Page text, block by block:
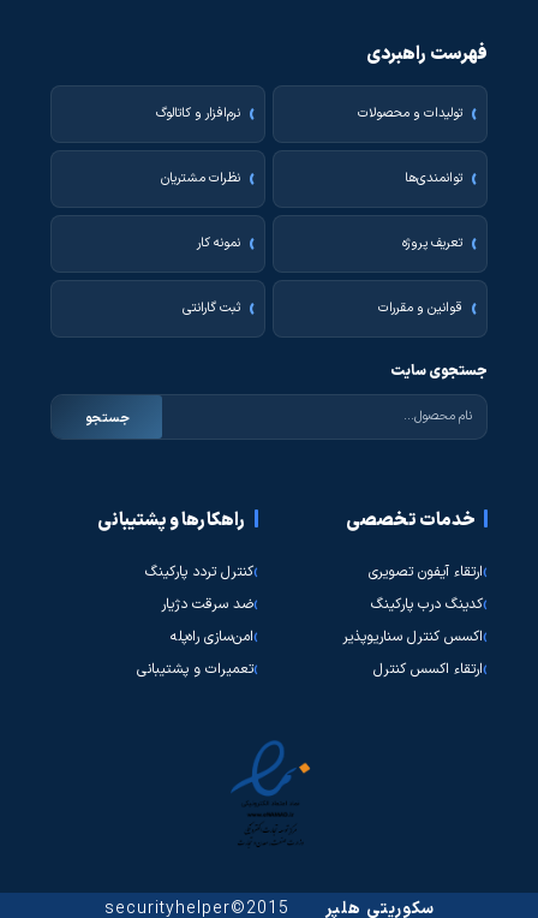
فهرست راهبردی
تولیدات و محصولات نرم‌افزار و کاتالوگ
توانمندی‌ها نظرات مشتریان
تعریف پروژه نمونه کار
قوانین و مقررات ثبت گارانتی
جستجوی سایت
جستجو
خدمات تخصصی
ارتقاء آیفون تصویری
کدینگ درب پارکینگ
اکسس کنترل سناریوپذیر
ارتقاء اکسس کنترل
راهکارها و پشتیبانی
کنترل تردد پارکینگ
ضد سرقت دژیار
امن‌سازی راه‌پله
تعمیرات و پشتیبانی
سکوریتی هلپر